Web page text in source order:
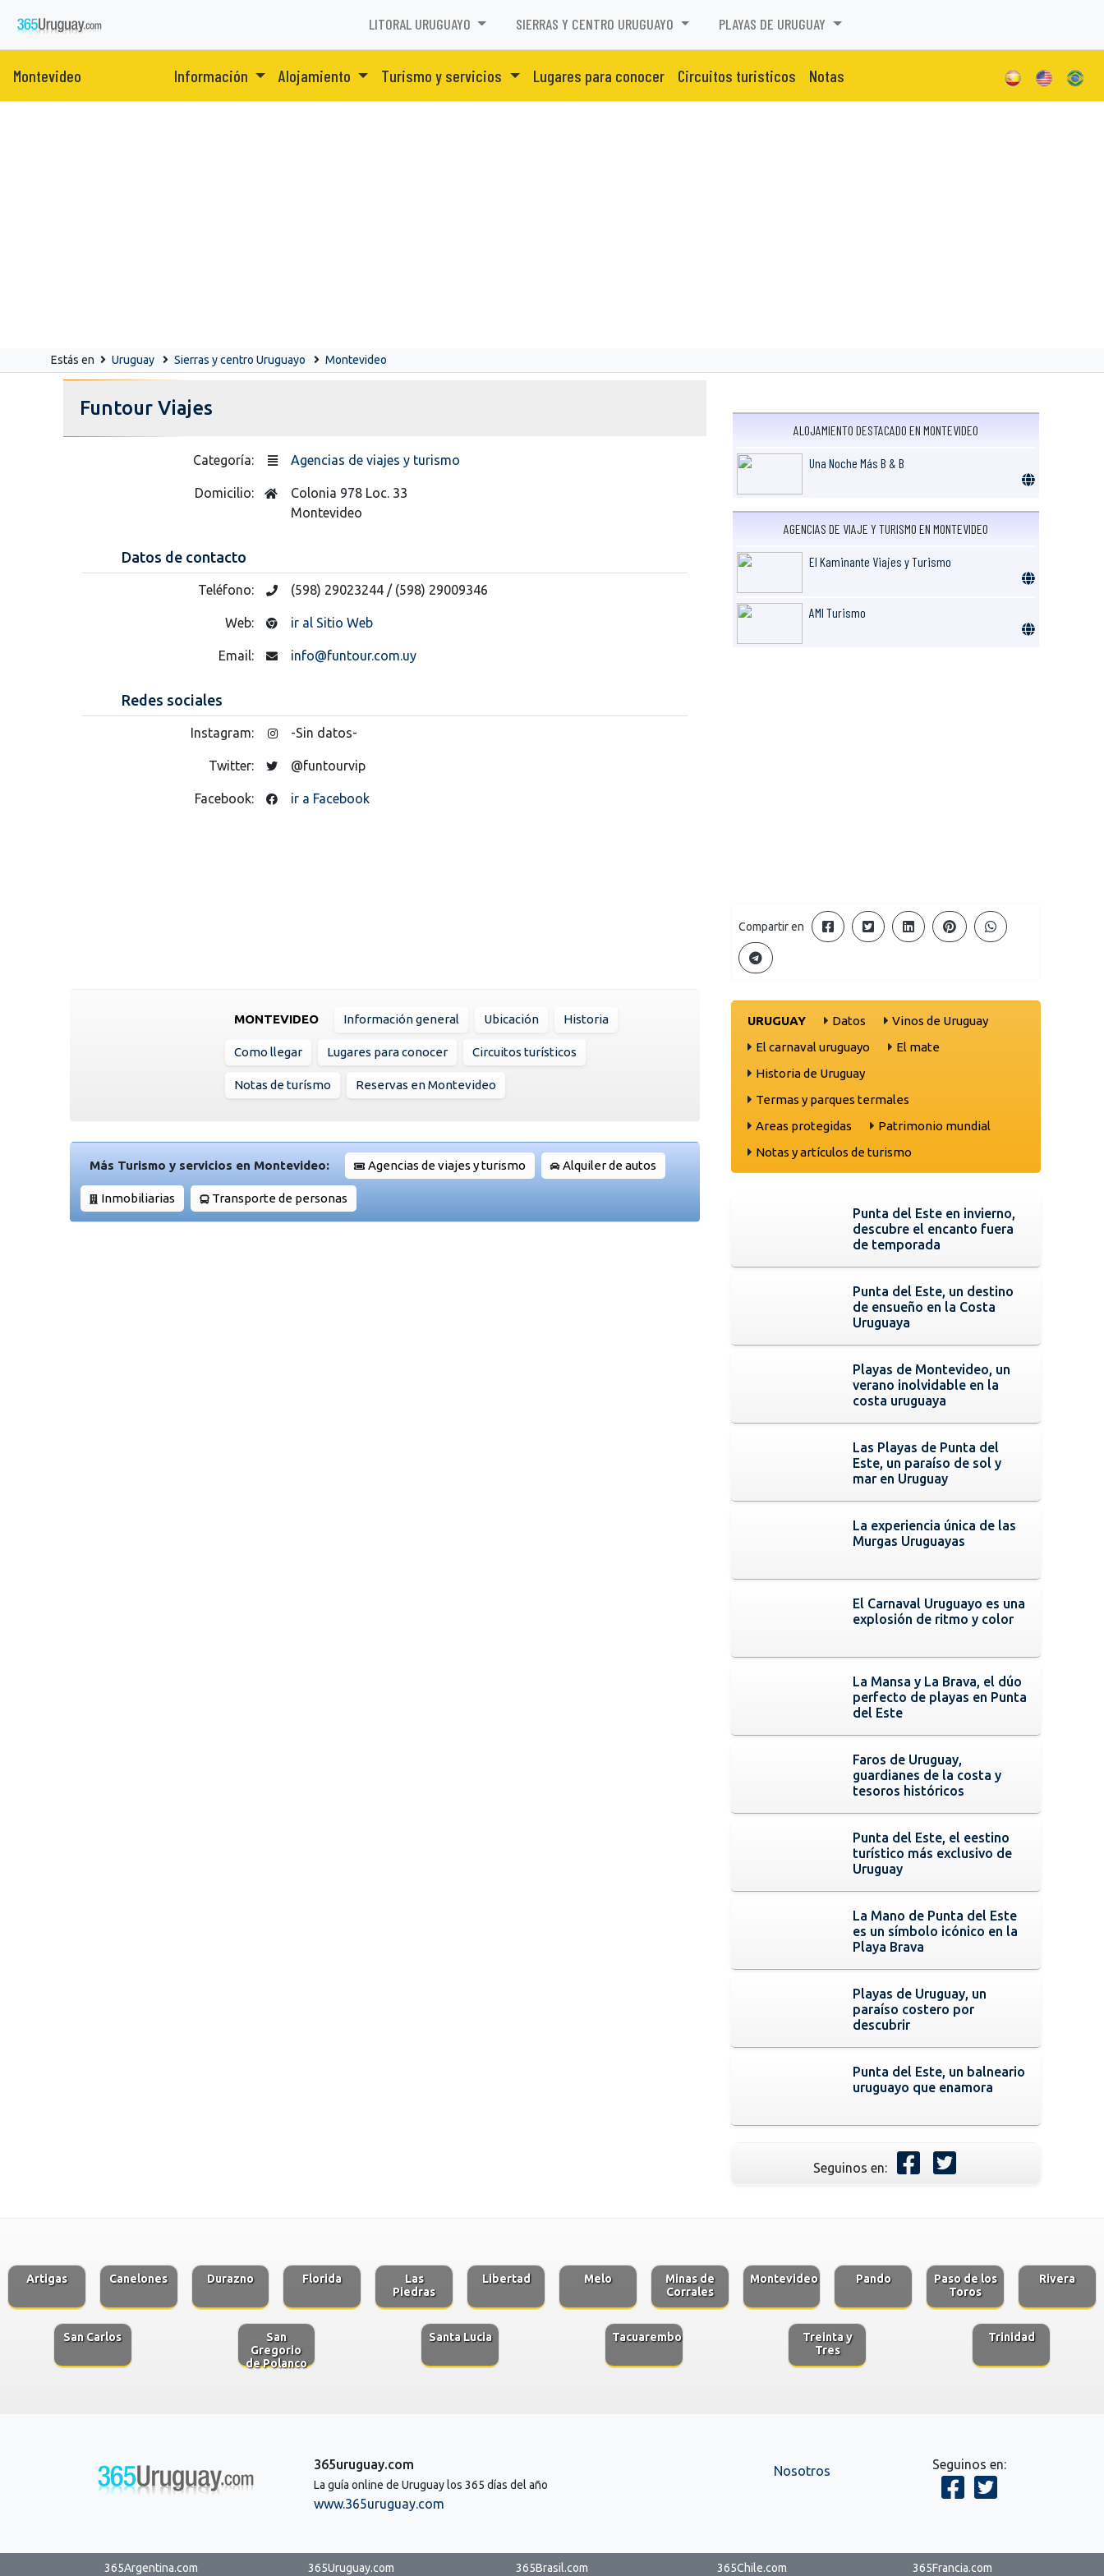
LITORAL URUGUAYO SIERRAS Y CENTRO URUGUAYO PLAYAS DE URUGUAY
Montevideo Información Alojamiento Turismo y servicios Lugares para conocer Circuitos turisticos Notas
Estás en Uruguay Sierras y centro Uruguayo Montevideo
Funtour Viajes
Categoría: Agencias de viajes y turismo
Domicilio:
Colonia 978 Loc. 33
Montevideo
Datos de contacto
Teléfono: (598) 29023244 / (598) 29009346
Web: ir al Sitio Web
Email: info@funtour.com.uy
Redes sociales
Instagram: -Sin datos-
Twitter: @funtourvip
Facebook: ir a Facebook
MONTEVIDEO Información general Ubicación Historia
Como llegar Lugares para conocer Circuitos turísticos
Notas de turísmo Reservas en Montevideo
Más Turismo y servicios en Montevideo: Agencias de viajes y turismo Alquiler de autos
Inmobiliarias Transporte de personas
ALOJAMIENTO DESTACADO EN MONTEVIDEO
Una Noche Más B & B
AGENCIAS DE VIAJE Y TURISMO EN MONTEVIDEO
El Kaminante Viajes y Turismo
AMI Turismo
Compartir en
URUGUAY Datos
Vinos de Uruguay
El carnaval uruguayo
El mate
Historia de Uruguay
Termas y parques termales
Areas protegidas
Patrimonio mundial
Notas y artículos de turismo
Punta del Este en invierno,
descubre el encanto fuera
de temporada
Punta del Este, un destino
de ensueño en la Costa
Uruguaya
Playas de Montevideo, un
verano inolvidable en la
costa uruguaya
Las Playas de Punta del
Este, un paraíso de sol y
mar en Uruguay
La experiencia única de las
Murgas Uruguayas
El Carnaval Uruguayo es una
explosión de ritmo y color
La Mansa y La Brava, el dúo
perfecto de playas en Punta
del Este
Faros de Uruguay,
guardianes de la costa y
tesoros históricos
Punta del Este, el eestino
turístico más exclusivo de
Uruguay
La Mano de Punta del Este
es un símbolo icónico en la
Playa Brava
Playas de Uruguay, un
paraíso costero por
descubrir
Punta del Este, un balneario
uruguayo que enamora
Seguinos en:
Artigas Canelones Durazno Florida
Las
Piedras
Libertad Melo
Minas de
Corrales
Montevideo Pando
Paso de los
Toros
Rivera
San Carlos
San
Gregorio
de Polanco
Santa Lucia Tacuarembo
Treinta y
Tres
Trinidad
365uruguay.com
La guía online de Uruguay los 365 días del año
www.365uruguay.com
Nosotros Seguinos en:
365Argentina.com 365Uruguay.com 365Brasil.com 365Chile.com 365Francia.com